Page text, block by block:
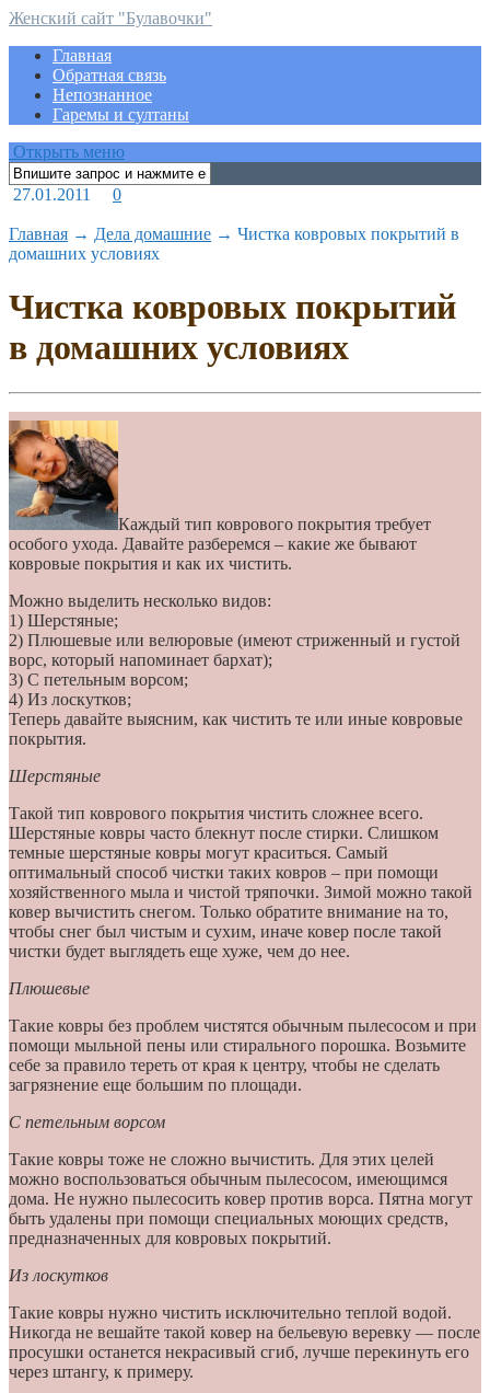
Женский сайт "Булавочки"
Главная
Обратная связь
Непознанное
Гаремы и султаны
Открыть меню
27.01.2011 0
Главная → Дела домашние → Чистка ковровых покрытий в
домашних условиях
Чистка ковровых покрытий
в домашних условиях
Каждый тип коврового покрытия требует
особого ухода. Давайте разберемся – какие же бывают
ковровые покрытия и как их чистить.
Можно выделить несколько видов:
1) Шерстяные;
2) Плюшевые или велюровые (имеют стриженный и густой
ворс, который напоминает бархат);
3) С петельным ворсом;
4) Из лоскутков;
Теперь давайте выясним, как чистить те или иные ковровые
покрытия.
Шерстяные
Такой тип коврового покрытия чистить сложнее всего.
Шерстяные ковры часто блекнут после стирки. Слишком
темные шерстяные ковры могут краситься. Самый
оптимальный способ чистки таких ковров – при помощи
хозяйственного мыла и чистой тряпочки. Зимой можно такой
ковер вычистить снегом. Только обратите внимание на то,
чтобы снег был чистым и сухим, иначе ковер после такой
чистки будет выглядеть еще хуже, чем до нее.
Плюшевые
Такие ковры без проблем чистятся обычным пылесосом и при
помощи мыльной пены или стирального порошка. Возьмите
себе за правило тереть от края к центру, чтобы не сделать
загрязнение еще большим по площади.
С петельным ворсом
Такие ковры тоже не сложно вычистить. Для этих целей
можно воспользоваться обычным пылесосом, имеющимся
дома. Не нужно пылесосить ковер против ворса. Пятна могут
быть удалены при помощи специальных моющих средств,
предназначенных для ковровых покрытий.
Из лоскутков
Такие ковры нужно чистить исключительно теплой водой.
Никогда не вешайте такой ковер на бельевую веревку — после
просушки останется некрасивый сгиб, лучше перекинуть его
через штангу, к примеру.